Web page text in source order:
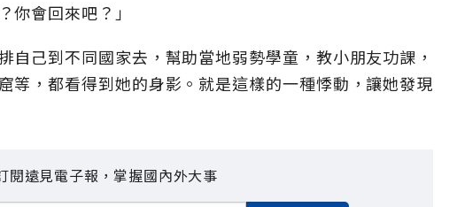
你會回來吧？」
自己到不同國家去，幫助當地弱勢學童，教小朋友功課，
等，都看得到她的身影。就是這樣的一種悸動，讓她發現
閱遠見電子報，掌握國內外大事